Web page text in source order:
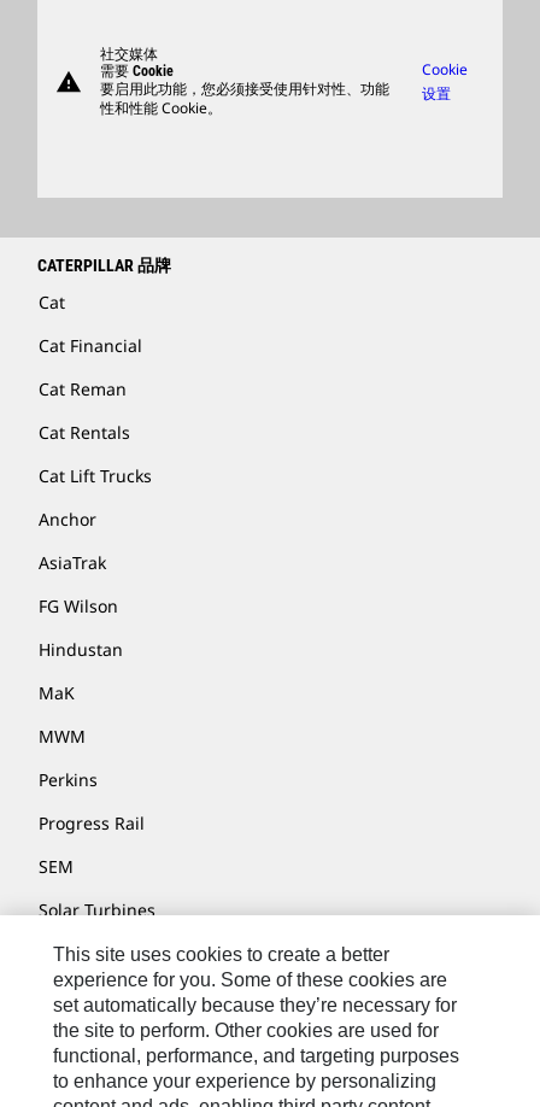
商品warning
社交媒体
需要 Cookie
要启用此功能，您必须接受使用针对性、功能
性和性能 Cookie。
Cookie
设置
CATERPILLAR 品牌
Cat
Cat Financial
Cat Reman
Cat Rentals
Cat Lift Trucks
Anchor
AsiaTrak
FG Wilson
Hindustan
MaK
MWM
Perkins
Progress Rail
SEM
Solar Turbines
SPM Oil & Gas
Turner Powertrain Systems
联系我们
This site uses cookies to create a better
experience for you. Some of these cookies are
set automatically because they’re necessary for
the site to perform. Other cookies are used for
functional, performance, and targeting purposes
to enhance your experience by personalizing